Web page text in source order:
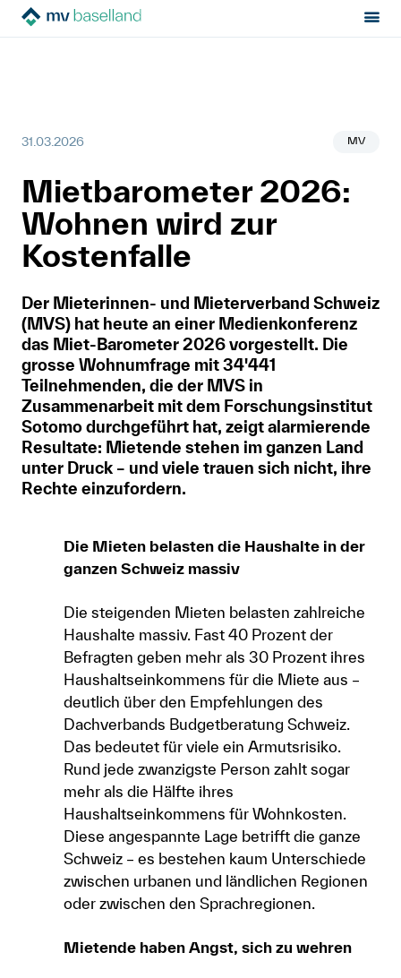
Hilfe von Fachleuten
Politik & Positionen
Über uns
Kontakt
Newsletter
Mitglied werden
Anmelden
Shop
Suche
31.03.2026 MV
Mietbarometer 2026:
Wohnen wird zur
Kostenfalle
Der Mieterinnen- und Mieterverband Schweiz
(MVS) hat heute an einer Medienkonferenz
das Miet-Barometer 2026 vorgestellt. Die
grosse Wohnumfrage mit 34'441
Teilnehmenden, die der MVS in
Zusammenarbeit mit dem Forschungsinstitut
Sotomo durchgeführt hat, zeigt alarmierende
Resultate: Mietende stehen im ganzen Land
unter Druck – und viele trauen sich nicht, ihre
Rechte einzufordern.
Die Mieten belasten die Haushalte in der
ganzen Schweiz massiv
Die steigenden Mieten belasten zahlreiche
Haushalte massiv. Fast 40 Prozent der
Befragten geben mehr als 30 Prozent ihres
Haushaltseinkommens für die Miete aus –
deutlich über den Empfehlungen des
Dachverbands Budgetberatung Schweiz.
Das bedeutet für viele ein Armutsrisiko.
Rund jede zwanzigste Person zahlt sogar
mehr als die Hälfte ihres
Haushaltseinkommens für Wohnkosten.
Diese angespannte Lage betrifft die ganze
Schweiz – es bestehen kaum Unterschiede
zwischen urbanen und ländlichen Regionen
oder zwischen den Sprachregionen.
Mietende haben Angst, sich zu wehren